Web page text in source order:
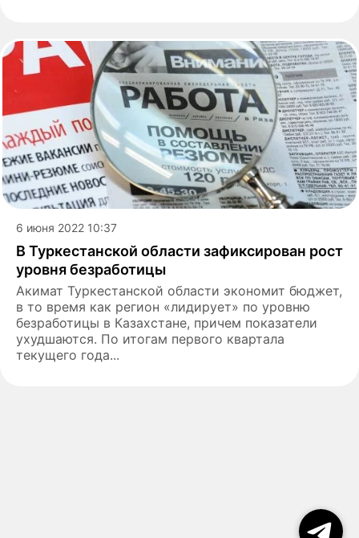
6 июня 2022 10:37
В Туркестанской области зафиксирован рост
уровня безработицы
Акимат Туркестанской области экономит бюджет,
в то время как регион «лидирует» по уровню
безработицы в Казахстане, причем показатели
ухудшаются. По итогам первого квартала
текущего года...